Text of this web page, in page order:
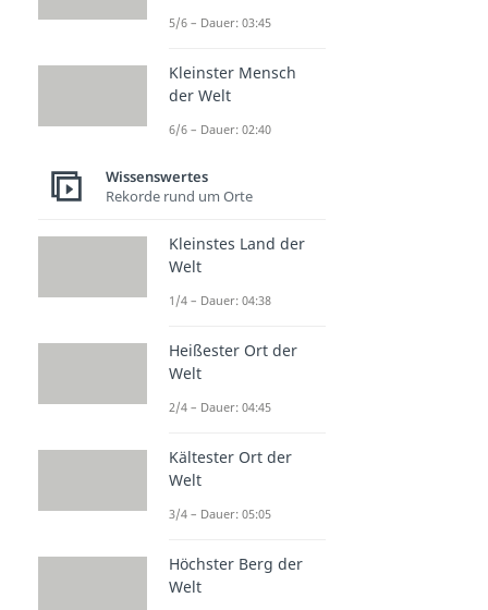
5/6 – Dauer: 03:45
Kleinster Mensch
der Welt
6/6 – Dauer: 02:40
Wissenswertes
Rekorde rund um Orte
Kleinstes Land der
Welt
1/4 – Dauer: 04:38
Heißester Ort der
Welt
2/4 – Dauer: 04:45
Kältester Ort der
Welt
3/4 – Dauer: 05:05
Höchster Berg der
Welt